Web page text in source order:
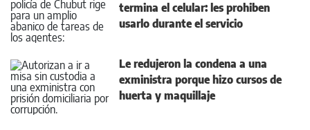
termina el celular: les prohiben
usarlo durante el servicio
Le redujeron la condena a una
exministra porque hizo cursos de
huerta y maquillaje